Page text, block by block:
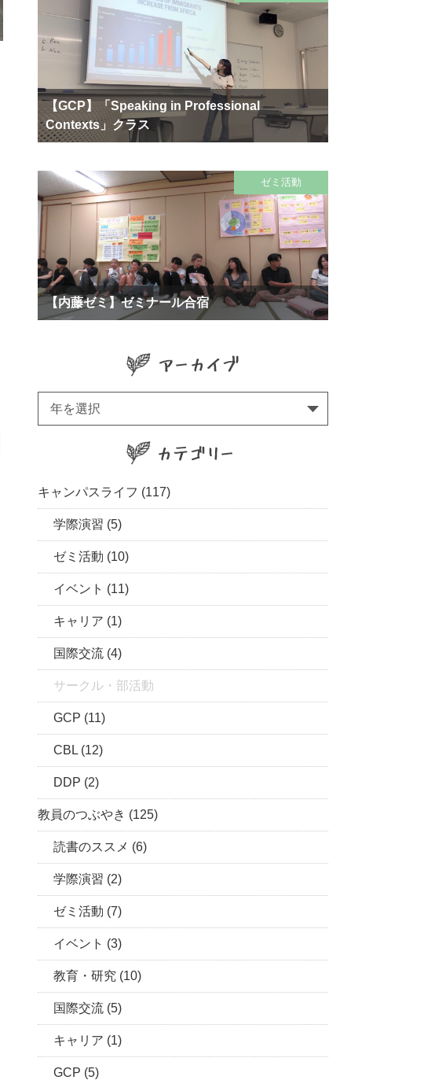
【GCP】「Speaking in Professional
Contexts」クラス
【内藤ゼミ】ゼミナール合宿
ゼミ活動
年を選択
キャンパスライフ (117)
学際演習 (5)
ゼミ活動 (10)
イベント (11)
キャリア (1)
国際交流 (4)
サークル・部活動
GCP (11)
CBL (12)
DDP (2)
教員のつぶやき (125)
読書のススメ (6)
学際演習 (2)
ゼミ活動 (7)
イベント (3)
教育・研究 (10)
国際交流 (5)
キャリア (1)
GCP (5)